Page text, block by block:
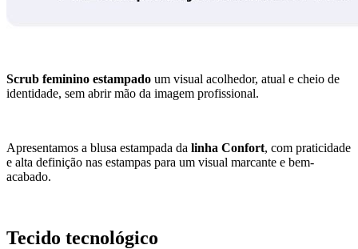
Scrub feminino estampado um visual acolhedor, atual e cheio de
identidade, sem abrir mão da imagem profissional.
Apresentamos a blusa estampada da linha Confort, com praticidade
e alta definição nas estampas para um visual marcante e bem-
acabado.
Tecido tecnológico